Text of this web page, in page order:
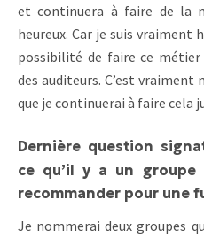
et continuera à faire de la
heureux. Car je suis vraiment
possibilité de faire ce
des auditeurs. C’est vraiment
que je continuerai à faire cela
Dernière question
ce qu’il y a un groupe
recommander pour une
Je nommerai deux groupes